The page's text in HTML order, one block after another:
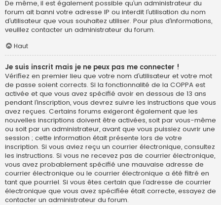
De même, il est également possible qu’un administrateur du
forum ait banni votre adresse IP ou interdit l’utilisation du nom
d’utilisateur que vous souhaitez utiliser. Pour plus d’informations,
veuillez contacter un administrateur du forum.
Haut
Je suis inscrit mais je ne peux pas me connecter !
Vérifiez en premier lieu que votre nom d’utilisateur et votre mot
de passe soient corrects. Si la fonctionnalité de la COPPA est
activée et que vous avez spécifié avoir en dessous de 13 ans
pendant l’inscription, vous devrez suivre les instructions que vous
avez reçues. Certains forums exigeront également que les
nouvelles inscriptions doivent être activées, soit par vous-même
ou soit par un administrateur, avant que vous puissiez ouvrir une
session ; cette information était présente lors de votre
inscription. Si vous aviez reçu un courrier électronique, consultez
les instructions. Si vous ne recevez pas de courrier électronique,
vous avez probablement spécifié une mauvaise adresse de
courrier électronique ou le courrier électronique a été filtré en
tant que pourriel. Si vous êtes certain que l’adresse de courrier
électronique que vous avez spécifiée était correcte, essayez de
contacter un administrateur du forum.